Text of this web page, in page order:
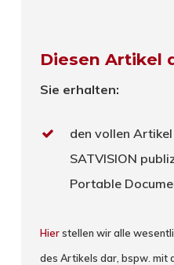
Diesen Artikel
Sie erhalten:
den vollen
SATVISION
Portable
Hierstellen wir alle
des Artikels dar, bspw. mit